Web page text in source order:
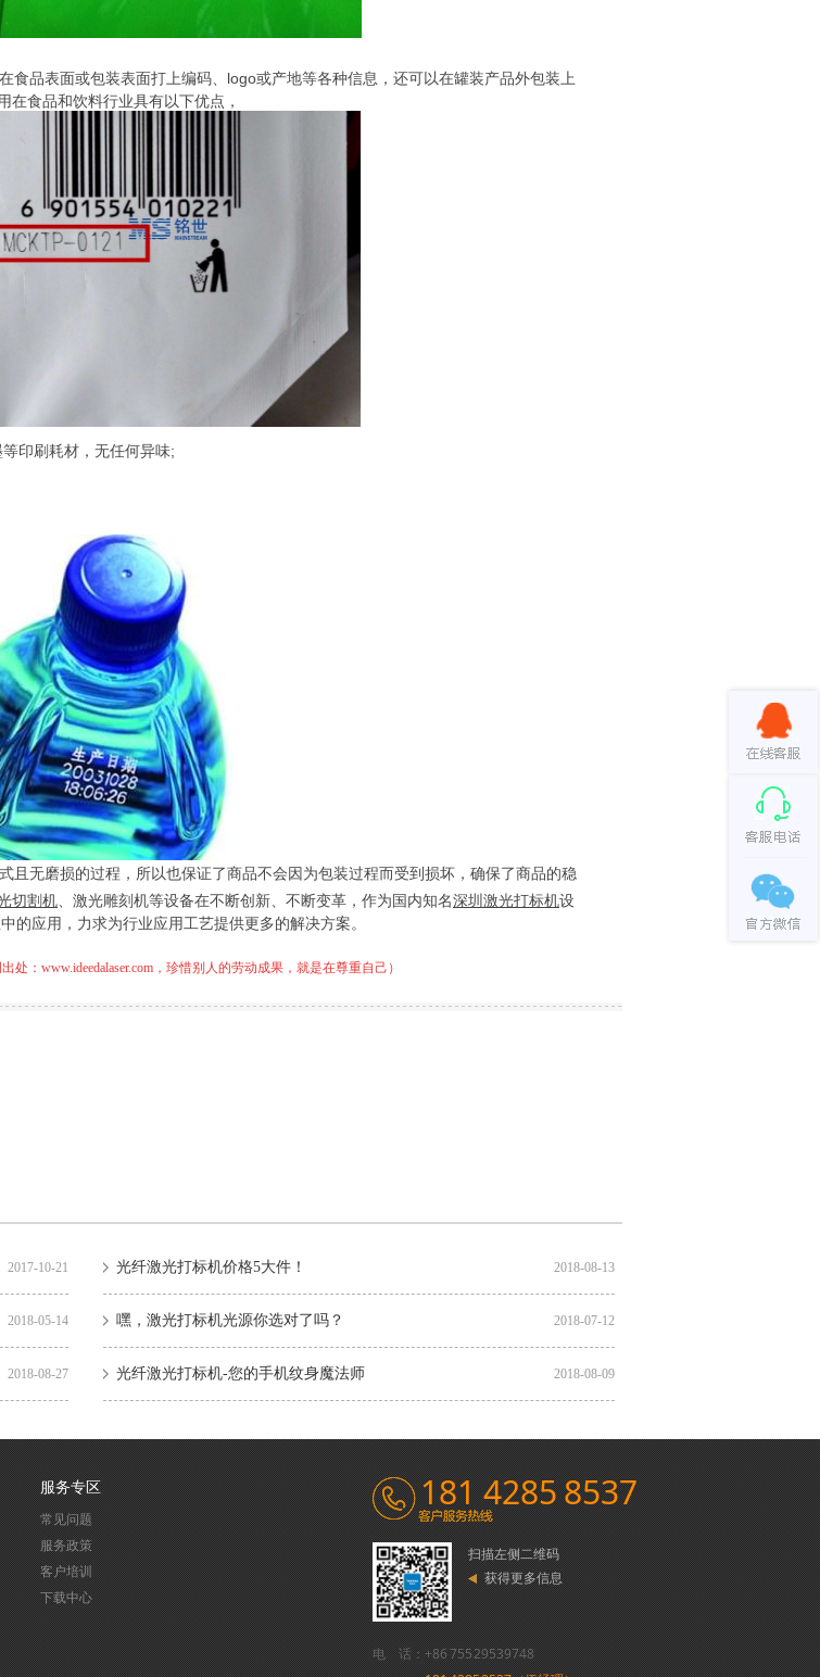
食品表面或包装表面打上编码、logo或产地等各种信息，还可以在罐装产品外包装上
在食品和饮料行业具有以下优点，
印刷耗材，无任何异味;
且无磨损的过程，所以也保证了商品不会因为包装过程而受到损坏，确保了商品的稳
切割机 、激光雕刻机等设备在不断创新、不断变革，作为国内知名深圳激光打标机设
的应用，力求为行业应用工艺提供更多的解决方案。
处： www.ideedalaser.com，珍惜别人的劳动成果，就是在尊重自己）
2017-10-21 光纤激光打标机价格5大件！ 2018-08-13
2018-05-14 嘿，激光打标机光源你选对了吗？ 2018-07-12
2018-08-27 光纤激光打标机-您的手机纹身魔法师 2018-08-09
服务专区
常见问题
服务政策
客户培训
下载中心
181 4285 8537
扫描左侧二维码
获得更多信息
电 话：+86 755 29539748